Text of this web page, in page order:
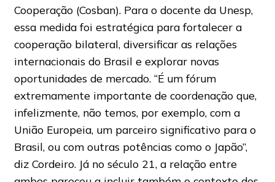
Cooperação (Cosban). Para o docente da Unesp,
essa medida foi estratégica para fortalecer a
cooperação bilateral, diversificar as relações
internacionais do Brasil e explorar novas
oportunidades de mercado. “É um fórum
extremamente importante de coordenação que,
infelizmente, não temos, por exemplo, com a
União Europeia, um parceiro significativo para o
Brasil, ou com outras potências como o Japão”,
diz Cordeiro. Já no século 21, a relação entre